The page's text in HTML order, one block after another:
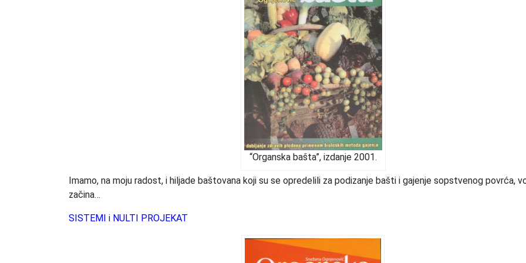
“Organska bašta”, izdanje 2001.
Imamo, na moju radost, i hiljade baštovana koji su se opredelili za podizanje bašti i gajenje sopstvenog povrća,
začina…
SISTEMI i NULTI PROJEKAT